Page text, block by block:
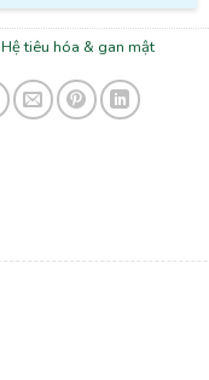
Hệ tiêu hóa & gan mật